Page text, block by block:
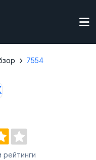
7554
рейтинги